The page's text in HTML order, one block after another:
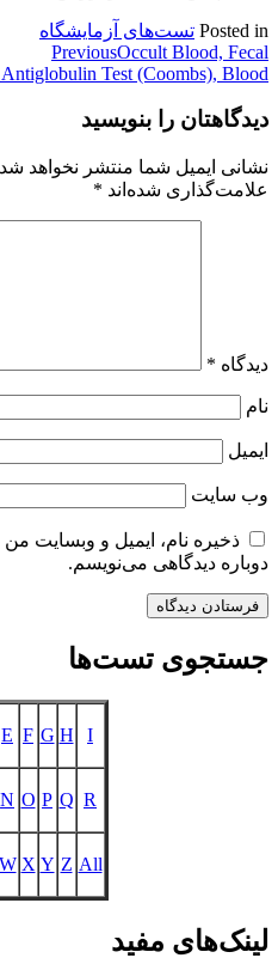
Posted in تست‌های آزمایشگاه
راهبری
نوشته
PreviousOccult Blood, Fecal
Test (Coombs), Blood
دیدگاهتان را بنویسید
نشانی ایمیل شما منتشر نخواهد
علامت‌گذاری شده‌اند *
دیدگاه *
نام
ایمیل
وب‌ سایت
ذخیره نام، ایمیل و وبسایت
دوباره دیدگاهی می‌نویسم.
جستجوی تست‌ها
I
H
G
F
E
R
Q
P
O
N
All
Z
Y
X
W
لینک‌های مفید